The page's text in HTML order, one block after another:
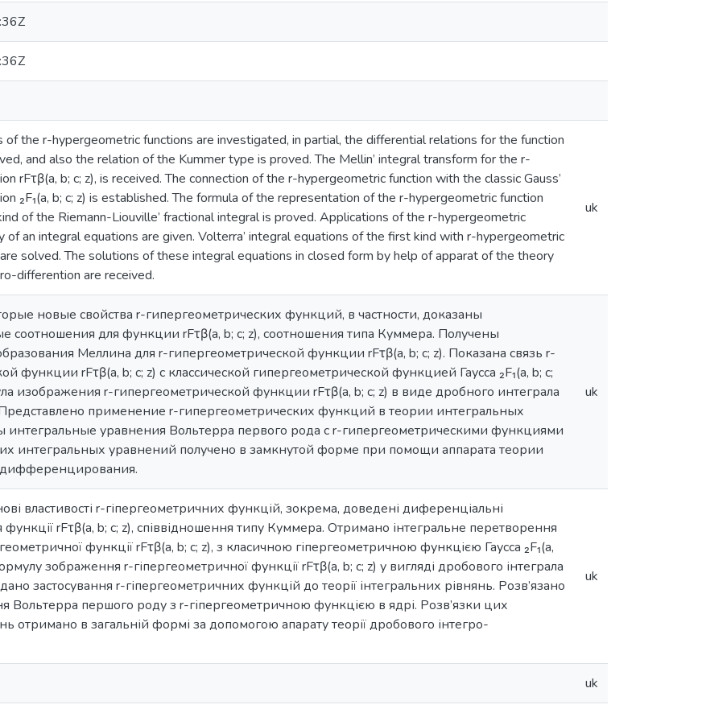
the r-hypergeometric functions are investigated, in partial, the differential relations for the function
and also the relation of the Kummer type is proved. The Mellin’ integral transform for the r-
rFτβ(a, b; c; z), is received. The connection of the r-hypergeometric function with the classic Gauss’
₂F₁(a, b; c; z) is established. The formula of the representation of the r-hypergeometric function
of the Riemann-Liouville’ fractional integral is proved. Applications of the r-hypergeometric
of an integral equations are given. Volterra’ integral equations of the first kind with r-hypergeometric
solved. The solutions of these integral equations in closed form by help of apparat of the theory
differention are received.
uk
новые свойства r-гипергеометрических функций, в частности, доказаны
для функции rFτβ(a, b; c; z), соотношения типа Куммера. Получены
Меллина для r-гипергеометрической функции rFτβ(a, b; c; z). Показана связь r-
функции rFτβ(a, b; c; z) с классической гипергеометрической функцией Гаусса ₂F₁(a, b; c;
изображения r-гипергеометрической функции rFτβ(a, b; c; z) в виде дробного интеграла
применение r-гипергеометрических функций в теории интегральных
уравнения Вольтерра первого рода с r-гипергеометрическими функциями
интегральных уравнений получено в замкнутой форме при помощи аппарата теории
uk
властивості r-гіпергеометричних функцій, зокрема, доведені диференціальні
функції rFτβ(a, b; c; z), співвідношення типу Куммера. Отримано інтегральне перетворення
функції rFτβ(a, b; c; z), з класичною гіпергеометричною функцією Гаусса ₂F₁(a,
зображення r-гіпергеометричної функції rFτβ(a, b; c; z) у вигляді дробового інтеграла
застосування r-гіпергеометричних функцій до теорії інтегральних рівнянь. Розв’язано
Вольтерра першого роду з r-гіпергеометричною функцією в ядрі. Розв’язки цих
отримано в загальній формі за допомогою апарату теорії дробового інтегро-
uk
uk